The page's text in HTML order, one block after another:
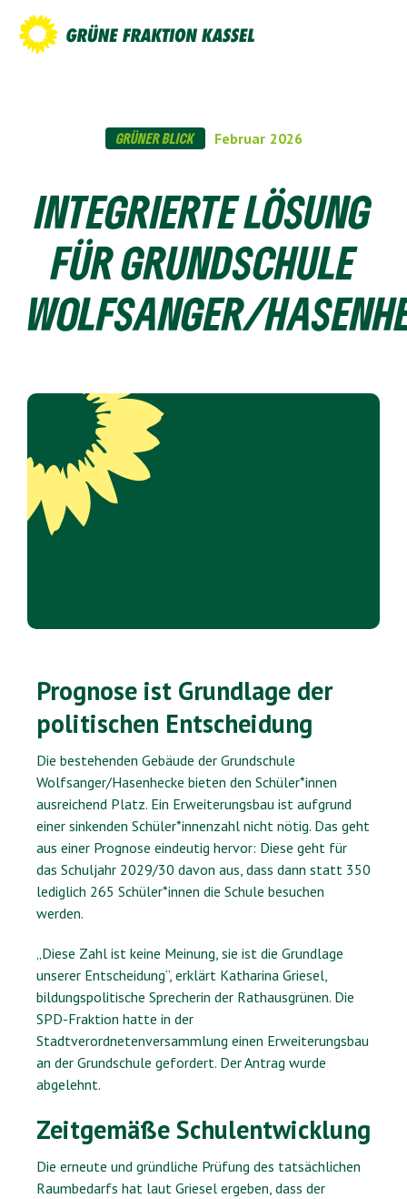
GRÜNER BLICK Februar 2026
INTEGRIERTE LÖSUNG
FÜR GRUNDSCHULE
WOLFSANGER/
Prognose ist Grundlage der
politischen Entscheidung
Die bestehenden Gebäude der Grundschule
Wolfsanger/Hasenhecke bieten den Schüler*innen
ausreichend Platz. Ein Erweiterungsbau ist aufgrund
einer sinkenden Schüler*innenzahl nicht nötig. Das geht
aus einer Prognose eindeutig hervor: Diese geht für
das Schuljahr 2029/30 davon aus, dass dann statt 350
lediglich 265 Schüler*innen die Schule besuchen
werden.
„Diese Zahl ist keine Meinung, sie ist die Grundlage
unserer Entscheidung“, erklärt Katharina Griesel,
bildungspolitische Sprecherin der Rathausgrünen. Die
SPD-Fraktion hatte in der
Stadtverordnetenversammlung einen Erweiterungsbau
an der Grundschule gefordert. Der Antrag wurde
abgelehnt.
Zeitgemäße Schulentwicklung
Die erneute und gründliche Prüfung des tatsächlichen
Raumbedarfs hat laut Griesel ergeben, dass der